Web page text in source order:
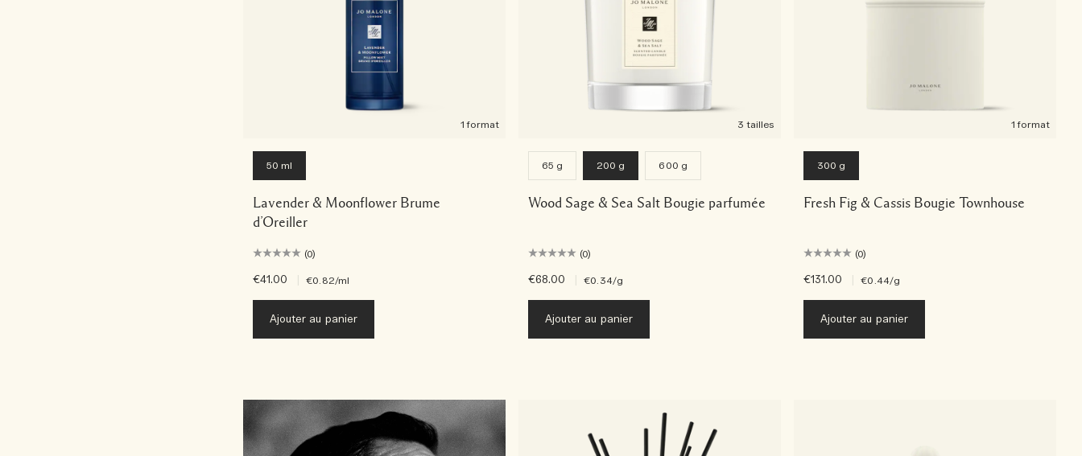
1 format
50 ml
Lavender & Moonflower Brume
d’Oreiller
(0)
€41.00 €0.82/ml
Ajouter au panier
3 tailles
65 g 200 g 600 g
Wood Sage & Sea Salt Bougie parfumée
(0)
€68.00 €0.34/g
Ajouter au panier
1 format
300 g
Fresh Fig & Cassis Bougie Townhouse
(0)
€131.00 €0.44/g
Ajouter au panier